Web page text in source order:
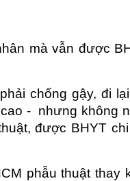
mà vẫn được
chống gậy, đi
-  nhưng không
được BHYT
phẫu thuật